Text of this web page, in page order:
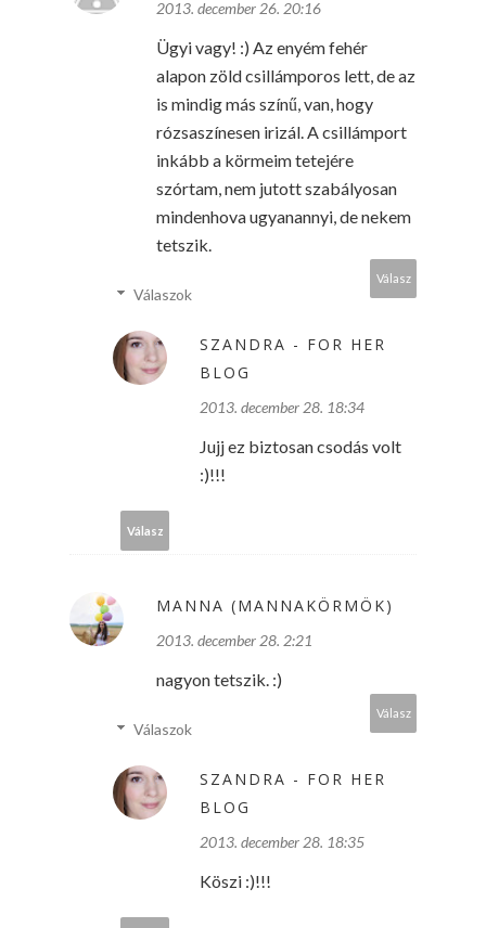
2013. december 26. 20:16
Ügyi vagy! :) Az enyém fehér
alapon zöld csillámporos lett, de az
is mindig más színű, van, hogy
rózsaszínesen irizál. A csillámport
inkább a körmeim tetejére
szórtam, nem jutott szabályosan
mindenhova ugyanannyi, de nekem
tetszik.
Válasz
Válaszok
SZANDRA - FOR HER
BLOG
2013. december 28. 18:34
Jujj ez biztosan csodás volt
:)!!!
Válasz
MANNA (MANNAKÖRMÖK)
2013. december 28. 2:21
nagyon tetszik. :)
Válasz
Válaszok
SZANDRA - FOR HER
BLOG
2013. december 28. 18:35
Köszi :)!!!